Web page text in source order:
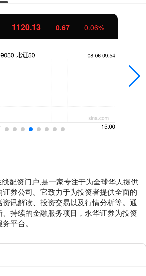
1120.13 0.67 0.06%
配资门户,是一家专注于为全球华人提供
券公司。它致力于为投资者提供全面的
讯解读、投资交易以及行情分析等。通
持续的金融服务项目，永华证券为投资
平台。